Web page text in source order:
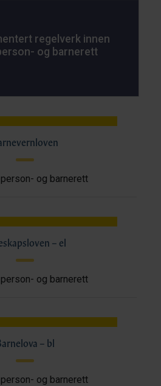
regelverk innen
og barnerett
og barnerett
– el
og barnerett
– bl
og barnerett